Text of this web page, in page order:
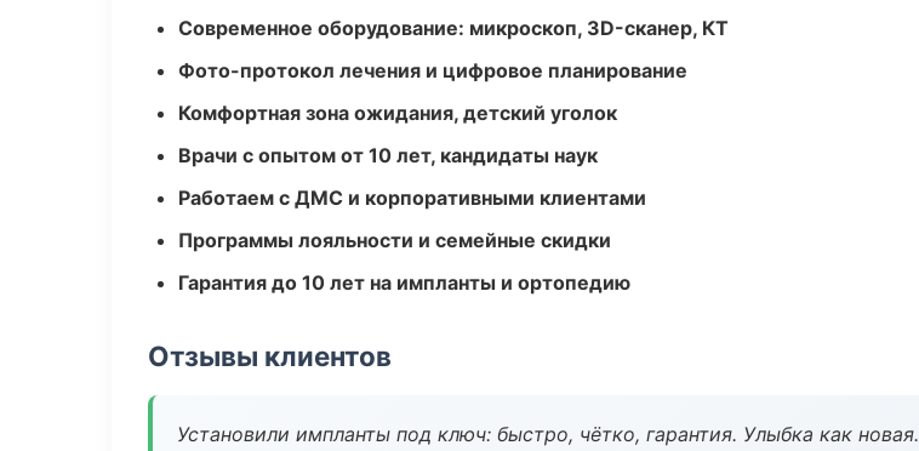
Современное оборудование: микроскоп, 3D-сканер, КТ
Фото-протокол лечения и цифровое планирование
Комфортная зона ожидания, детский уголок
Врачи с опытом от 10 лет, кандидаты наук
Работаем с ДМС и корпоративными клиентами
Программы лояльности и семейные скидки
Гарантия до 10 лет на импланты и ортопедию
Отзывы клиентов
Установили импланты под ключ: быстро, чётко, гарантия. Улыбка как новая.